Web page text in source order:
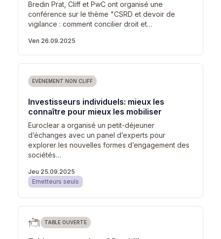
Bredin Prat, Cliff et PwC ont organisé une
conférence sur le thème "CSRD et devoir de
vigilance : comment concilier droit et…
Ven 26.09.2025
ÉVÈNEMENT NON CLIFF
Investisseurs individuels: mieux les
connaître pour mieux les mobiliser
Euroclear a organisé un petit-déjeuner
d’échanges avec un panel d’experts pour
explorer les nouvelles formes d’engagement des
sociétés…
Jeu 25.09.2025
Emetteurs seuls
TABLE OUVERTE